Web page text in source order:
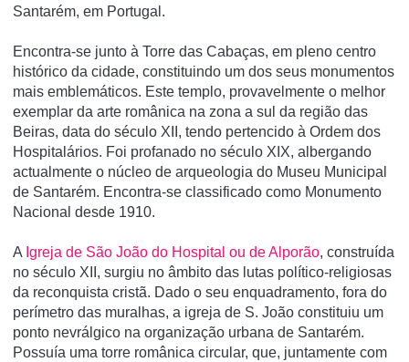
Santarém, em Portugal.
Encontra-se junto à Torre das Cabaças, em pleno centro
histórico da cidade, constituindo um dos seus monumentos
mais emblemáticos. Este templo, provavelmente o melhor
exemplar da arte românica na zona a sul da região das
Beiras, data do século XII, tendo pertencido à Ordem dos
Hospitalários. Foi profanado no século XIX, albergando
actualmente o núcleo de arqueologia do Museu Municipal
de Santarém. Encontra-se classificado como Monumento
Nacional desde 1910.
A Igreja de São João do Hospital ou de Alporão, construída
no século XII, surgiu no âmbito das lutas político-religiosas
da reconquista cristã. Dado o seu enquadramento, fora do
perímetro das muralhas, a igreja de S. João constituiu um
ponto nevrálgico na organização urbana de Santarém.
Possuía uma torre românica circular, que, juntamente com